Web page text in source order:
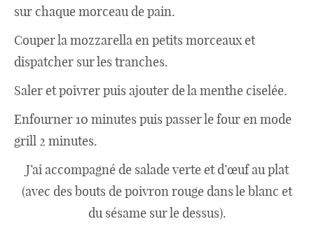
sur chaque morceau de pain.
Couper la mozzarella en petits morceaux et
dispatcher sur les tranches.
Saler et poivrer puis ajouter de la menthe ciselée.
Enfourner 10 minutes puis passer le four en mode
grill 2 minutes.
J’ai accompagné de salade verte et d’œuf au plat
(avec des bouts de poivron rouge dans le blanc et
du sésame sur le dessus).